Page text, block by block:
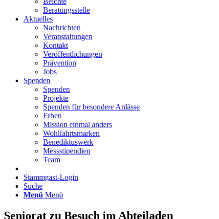
Beratungsstelle
Aktuelles
Nachrichten
Veranstaltungen
Kontakt
Veröffentlichungen
Prävention
Jobs
Spenden
Spenden
Projekte
Spenden für besondere Anlässe
Erben
Mission einmal anders
Wohlfahrtsmarken
Benediktuswerk
Messstipendien
Team
Stammgast-Login
Suche
Menü Menü
Seniorat zu Besuch im Abteiladen